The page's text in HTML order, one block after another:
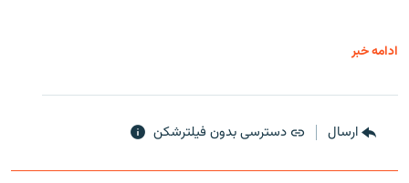
ادامه خبر
ارسال دسترسی بدون فیلترشکن